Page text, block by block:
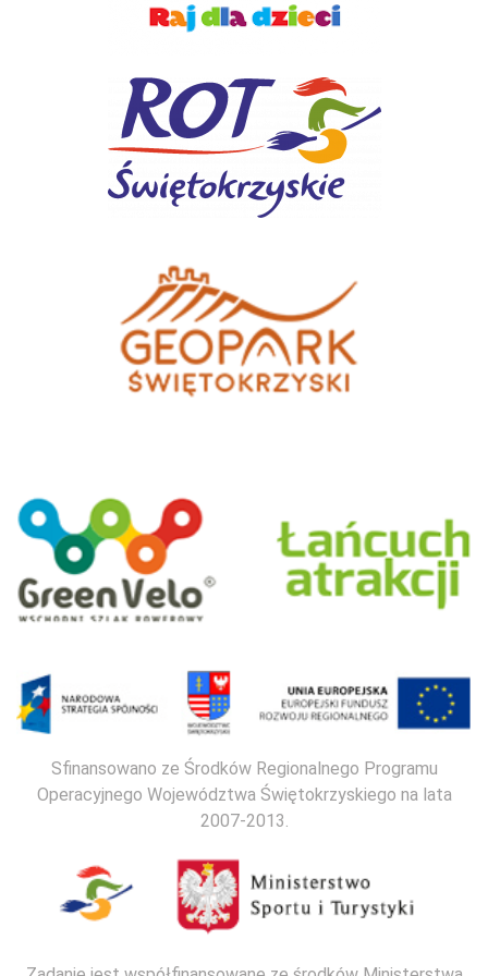
Sfinansowano ze Środków Regionalnego Programu
Operacyjnego Województwa Świętokrzyskiego na lata
2007-2013.